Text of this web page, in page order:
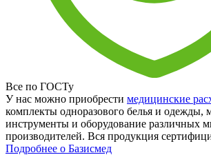
Все по ГОСТу
У нас можно приобрести медицинские
комплекты одноразового белья и одежды,
инструменты и оборудование различных
производителей. Вся продукция
Подробнее о Базисмед